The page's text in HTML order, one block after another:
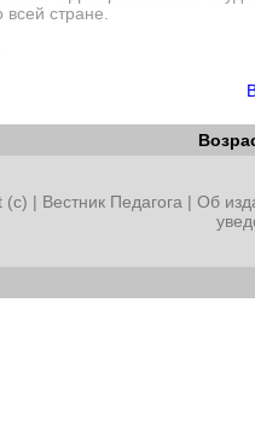
всей стране.
(c) | Вестник Педагога | Об